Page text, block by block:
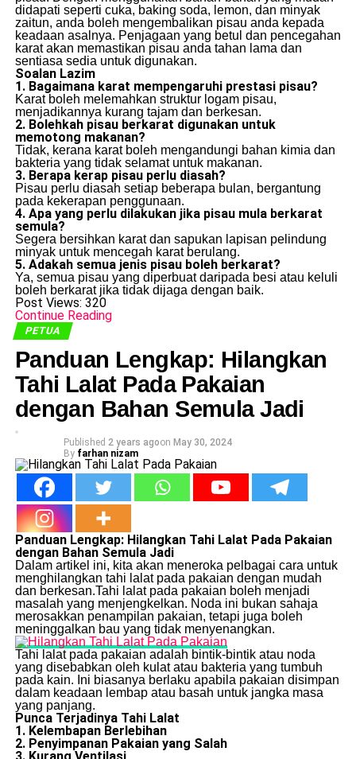
didapati seperti cuka, baking soda, lemon, dan minyak
zaitun, anda boleh mengembalikan pisau anda kepada
keadaan asalnya. Penjagaan yang betul dan pencegahan
karat akan memastikan pisau anda tahan lama dan
sentiasa sedia untuk digunakan.
Soalan Lazim
1. Bagaimana karat mempengaruhi prestasi pisau?
Karat boleh melemahkan struktur logam pisau,
menjadikannya kurang tajam dan berkesan.
2. Bolehkah pisau berkarat digunakan untuk
memotong makanan?
Tidak, kerana karat boleh mengandungi bahan kimia dan
bakteria yang tidak selamat untuk makanan.
3. Berapa kerap pisau perlu diasah?
Pisau perlu diasah setiap beberapa bulan, bergantung
pada kekerapan penggunaan.
4. Apa yang perlu dilakukan jika pisau mula berkarat
semula?
Segera bersihkan karat dan sapukan lapisan pelindung
minyak untuk mencegah karat berulang.
5. Adakah semua jenis pisau boleh berkarat?
Ya, semua pisau yang diperbuat daripada besi atau keluli
boleh berkarat jika tidak dijaga dengan baik.
Post Views: 320
Continue Reading
PETUA
Panduan Lengkap: Hilangkan
Tahi Lalat Pada Pakaian
dengan Bahan Semula Jadi
Published 2 years agoon May 30, 2024
By farhan nizam
Panduan Lengkap: Hilangkan Tahi Lalat Pada Pakaian
dengan Bahan Semula Jadi
Dalam artikel ini, kita akan meneroka pelbagai cara untuk
menghilangkan tahi lalat pada pakaian dengan mudah
dan berkesan.Tahi lalat pada pakaian boleh menjadi
masalah yang menjengkelkan. Noda ini bukan sahaja
merosakkan penampilan pakaian, tetapi juga boleh
meninggalkan bau yang tidak menyenangkan.
Tahi lalat pada pakaian adalah bintik-bintik atau noda
yang disebabkan oleh kulat atau bakteria yang tumbuh
pada kain. Ini biasanya berlaku apabila pakaian disimpan
dalam keadaan lembap atau basah untuk jangka masa
yang panjang.
Punca Terjadinya Tahi Lalat
1. Kelembapan Berlebihan
2. Penyimpanan Pakaian yang Salah